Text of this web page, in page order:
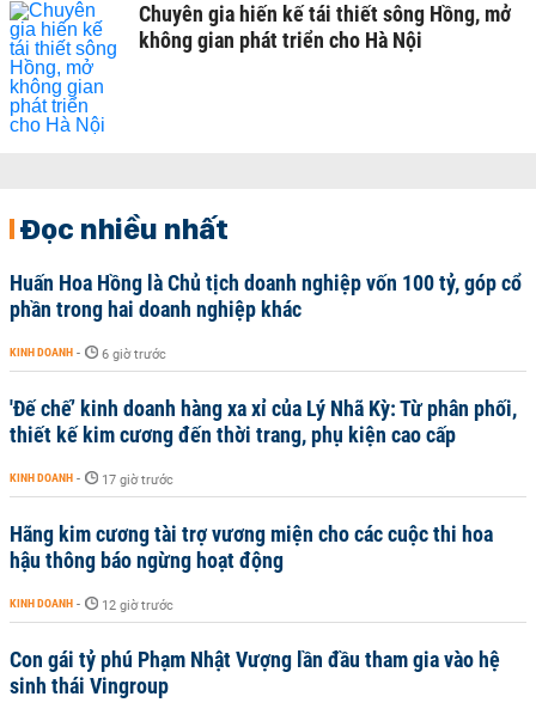
Chuyên gia hiến kế tái thiết sông Hồng, mở
không gian phát triển cho Hà Nội
Đọc nhiều nhất
Huấn Hoa Hồng là Chủ tịch doanh nghiệp vốn 100 tỷ, góp cổ
phần trong hai doanh nghiệp khác
KINH DOANH - 6 giờ trước
'Đế chế’ kinh doanh hàng xa xỉ của Lý Nhã Kỳ: Từ phân phối,
thiết kế kim cương đến thời trang, phụ kiện cao cấp
KINH DOANH - 17 giờ trước
Hãng kim cương tài trợ vương miện cho các cuộc thi hoa
hậu thông báo ngừng hoạt động
KINH DOANH - 12 giờ trước
Con gái tỷ phú Phạm Nhật Vượng lần đầu tham gia vào hệ
sinh thái Vingroup